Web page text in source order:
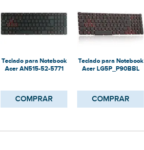
Teclado para Notebook
Acer AN515-52-5771
COMPRAR
Teclado para Notebook
Acer LG5P_P90BBL
COMPRAR